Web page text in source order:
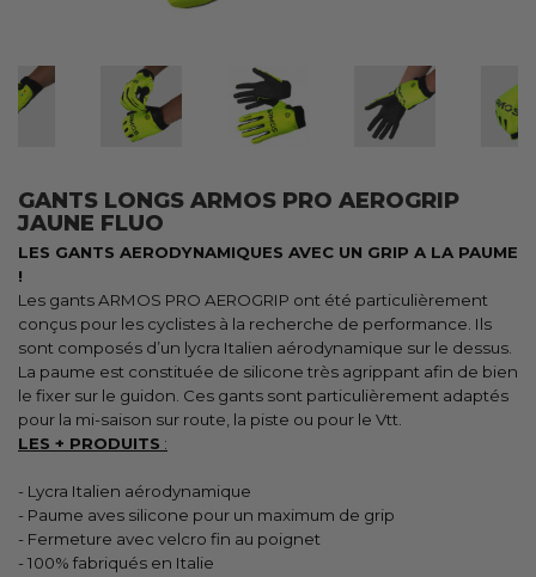
GANTS LONGS ARMOS PRO AEROGRIP
JAUNE FLUO
LES GANTS AERODYNAMIQUES AVEC UN GRIP A LA PAUME
!
Les gants ARMOS PRO AEROGRIP ont été particulièrement
conçus pour les cyclistes à la recherche de performance. Ils
sont composés d’un lycra Italien aérodynamique sur le dessus.
La paume est constituée de silicone très agrippant afin de bien
le fixer sur le guidon. Ces gants sont particulièrement adaptés
pour la mi-saison sur route, la piste ou pour le Vtt.
LES + PRODUITS :
- Lycra Italien aérodynamique
- Paume aves silicone pour un maximum de grip
- Fermeture avec velcro fin au poignet
- 100% fabriqués en Italie